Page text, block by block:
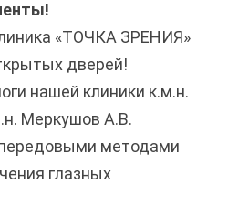
«ТОЧКА ЗРЕНИЯ»
дверей!
нашей клиники к.м.н.
Меркушов А.В.
методами
глазных